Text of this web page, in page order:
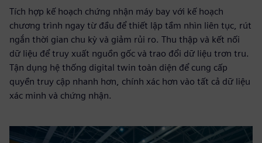
Tích hợp kế hoạch chứng nhận máy bay với kế hoạch
chương trình ngay từ đầu để thiết lập tầm nhìn liên tục, rút
ngắn thời gian chu kỳ và giảm rủi ro. Thu thập và kết nối
dữ liệu để truy xuất nguồn gốc và trao đổi dữ liệu trơn tru.
Tận dụng hệ thống digital twin toàn diện để cung cấp
quyền truy cập nhanh hơn, chính xác hơn vào tất cả dữ liệu
xác minh và chứng nhận.